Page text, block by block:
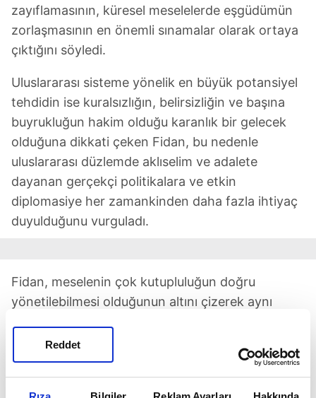
Reddet
zayıflamasının, küresel meselelerde eşgüdümün
zorlaşmasının en önemli sınamalar olarak ortaya
çıktığını söyledi.
Uluslararası sisteme yönelik en büyük potansiyel
tehdidin ise kuralsızlığın, belirsizliğin ve başına
buyrukluğun hakim olduğu karanlık bir gelecek
olduğuna dikkati çeken Fidan, bu nedenle
uluslararası düzlemde aklıselim ve adalete
dayanan gerçekçi politikalara ve etkin
diplomasiye her zamankinden daha fazla ihtiyaç
duyulduğunu vurguladı.
Fidan, meselenin çok kutupluluğun doğru
yönetilebilmesi olduğunun altını çizerek aynı
getirilmesinin şart olduğunu belirtti.
Başkan Recep Tayyip Erdoğan'ın"daha adil bir
dünya inşallah inşa edilebilecek"sözlerinin